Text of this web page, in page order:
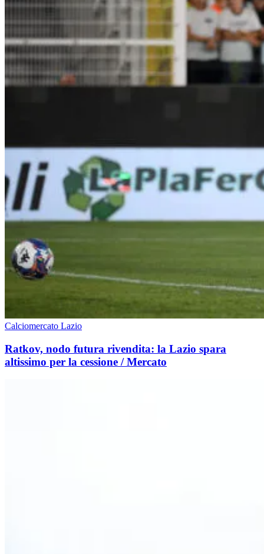
Calciomercato Lazio
Ratkov, nodo futura rivendita: la Lazio spara
altissimo per la cessione / Mercato